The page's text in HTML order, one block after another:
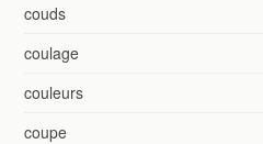
couds
coulage
couleurs
coupe